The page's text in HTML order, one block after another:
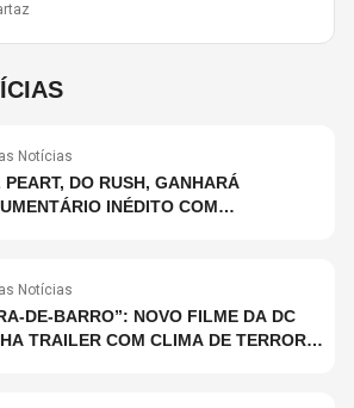
Notícias
PEART, DO RUSH, GANHARÁ
INÉDITO COM
Notícias
DE-BARRO”: NOVO FILME DA DC
TRAILER COM CLIMA DE TERROR;